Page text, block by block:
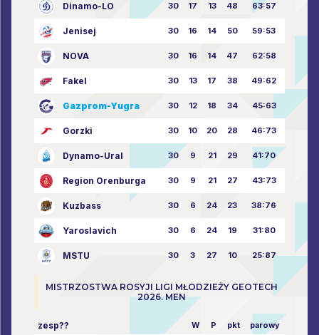
Dinamo-LO 30 17 13 48 63:57
Jenisej 30 16 14 50 59:53
NOVA 30 16 14 47 62:58
Fakel 30 13 17 38 49:62
Gazprom-Yugra 30 12 18 34 45:63
Gorzki 30 10 20 28 46:73
Dynamo-Ural 30 9 21 29 41:70
Region Orenburga 30 9 21 27 43:73
Kuzbass 30 6 24 23 38:76
Yaroslavich 30 6 24 19 31:80
MSTU 30 3 27 10 25:87
MISTRZOSTWA ROSYJI LIGI MŁODZIEŻY GEOTECH
2026. MEN
zesp?? W P pkt parowy